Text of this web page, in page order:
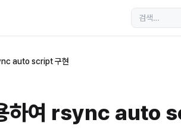
auto script 구현
하여 rsync auto